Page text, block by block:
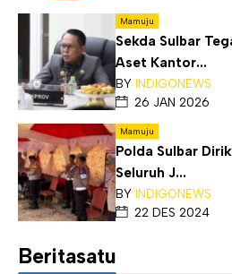
Mamuju
Sekda Sulbar
Aset Kantor...
BY INDIGONEWS
26 JAN 2026
Mamuju
Polda Sulbar
Seluruh J...
BY INDIGONEWS
22 DES 2024
Beritasatu